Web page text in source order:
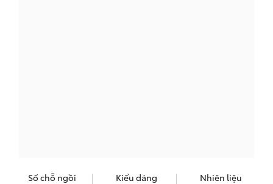
Số chỗ ngồi Kiểu dáng Nhiên liệu